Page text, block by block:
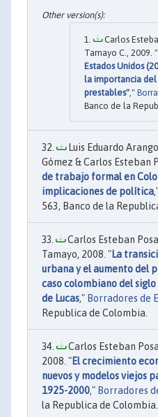
Carlos
Tamayo C., 2009. "
Estados Unidos
la importancia
prestables","
Banco de la
Luis Eduardo
Gómez & Carlos Esteban
de trabajo formal en
implicaciones de política
563, Banco de la
Carlos Esteban
Tamayo, 2008. "La
urbana y el aumento del
caso colombiano del
de Lucas," Borradores de
Republica de Colombia.
Carlos Esteban
2008. "El crecimiento
nuevos y modelos viejos
1925-2000," Borradores
la Republica de Colombia.